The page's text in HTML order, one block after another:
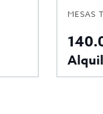
MESAS